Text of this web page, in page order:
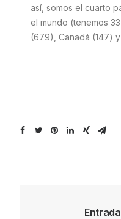
así, somos el cuarto
el mundo (tenemos
(679), Canadá (147)